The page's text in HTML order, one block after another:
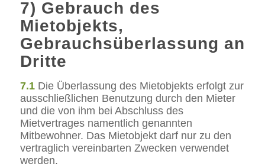
7) Gebrauch des
Mietobjekts,
Gebrauchsüberlassung an
Dritte
7.1 Die Überlassung des Mietobjekts erfolgt zur
ausschließlichen Benutzung durch den Mieter
und die von ihm bei Abschluss des
Mietvertrages namentlich genannten
Mitbewohner. Das Mietobjekt darf nur zu den
vertraglich vereinbarten Zwecken verwendet
werden.